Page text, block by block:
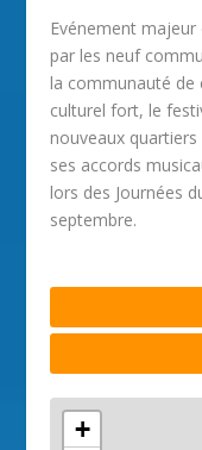
Evénement
par les neuf
la communauté
culturel fort, le
nouveaux
ses accords
lors des Journées
septembre.
+